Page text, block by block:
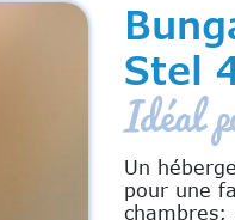
Stel
Idéal
Un
pour une
chambres;